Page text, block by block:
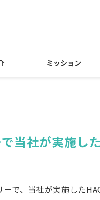
ミッション
当社が実施し
で、当社が実施した